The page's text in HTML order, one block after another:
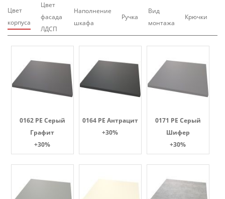
Цвет
корпуса
Цвет
фасада
ЛДСП
Наполнение
шкафа
Ручка
Вид
монтажа
Крючки
0162 PE Серый
Графит
+30%
0164 PE Антрацит
+30%
0171 PE Серый
Шифер
+30%